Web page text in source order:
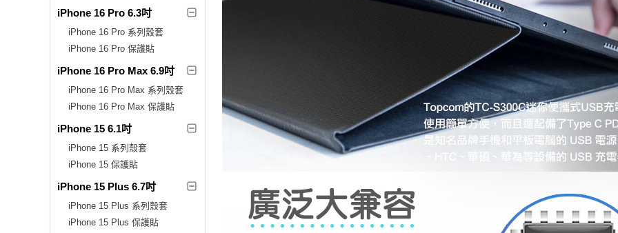
iPhone 16 Pro 6.3吋
iPhone 16 Pro 系列殼套
iPhone 16 Pro 保護貼
iPhone 16 Pro Max 6.9吋
iPhone 16 Pro Max 系列殼套
iPhone 16 Pro Max 保護貼
iPhone 15 6.1吋
iPhone 15 系列殼套
iPhone 15 保護貼
iPhone 15 Plus 6.7吋
iPhone 15 Plus 系列殼套
iPhone 15 Plus 保護貼